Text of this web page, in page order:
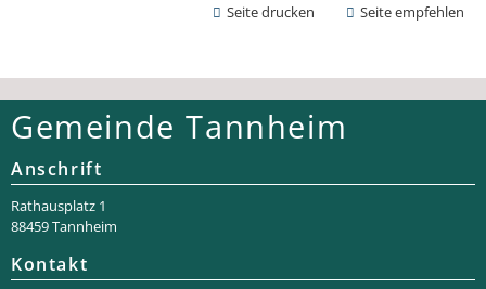
Seite drucken Seite empfehlen
Gemeinde Tannheim
Anschrift
Rathaus­platz 1
88459 Tannheim
Kontakt